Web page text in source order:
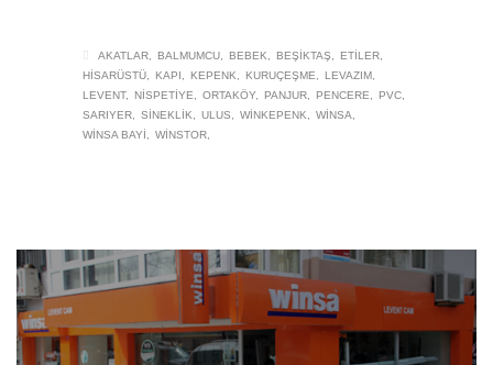
AKATLAR BALMUMCU BEBEK BEŞIKTAŞ
ETILER
HISARÜSTÜ
KAPI KEPENK KURUÇEŞME
LEVAZIM
LEVENT
NISPETIYE ORTAKÖY PANJUR PENCERE
PVC
SARIYER
SINEKLIK ULUS WINKEPENK
WINSA
WINSA BAYI
WINSTOR